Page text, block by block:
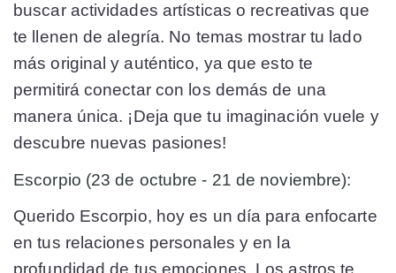
buscar actividades artísticas o recreativas que
te llenen de alegría. No temas mostrar tu lado
más original y auténtico, ya que esto te
permitirá conectar con los demás de una
manera única. ¡Deja que tu imaginación vuele y
descubre nuevas pasiones!
Escorpio (23 de octubre - 21 de noviembre):
Querido Escorpio, hoy es un día para enfocarte
en tus relaciones personales y en la
profundidad de tus emociones. Los astros te